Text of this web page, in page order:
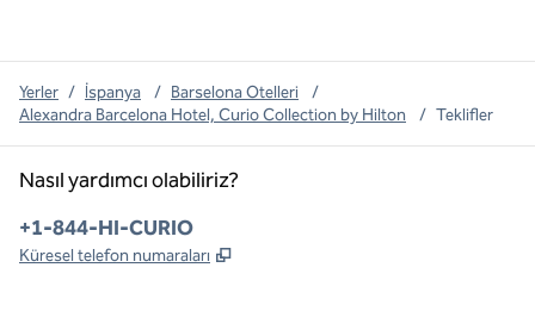
Yerler / İspanya / Barselona Otelleri
/
Alexandra Barcelona Hotel, Curio Collection by Hilton
/ Teklifler
Nasıl yardımcı olabiliriz?
Telefon:
+1-844-HI-CURIO
Küresel telefon numaraları ,